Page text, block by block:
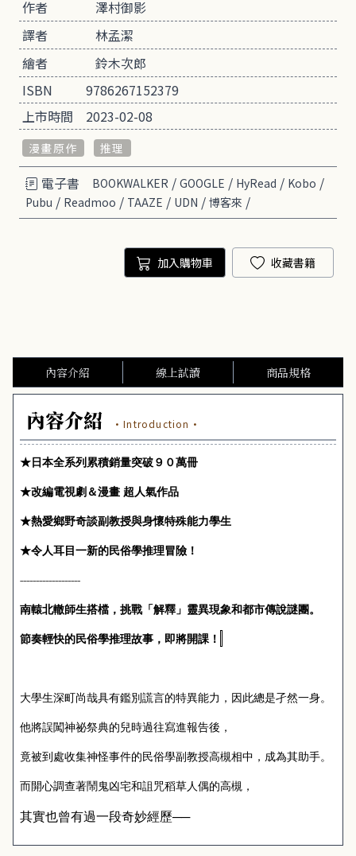
作者
澤村御影
譯者
林孟潔
繪者
鈴木次郎
ISBN
9786267152379
上市時間
2023-02-08
漫畫原作 推理
電子書 BOOKWALKER / GOOGLE / HyRead / Kobo /
Pubu / Readmoo / TAAZE / UDN / 博客來 /
加入購物車 收藏書籍
內容介紹 線上試讀 商品規格
內容介紹 ·Introduction·
★日本全系列累積銷量突破９０萬冊
★改編電視劇＆漫畫 超人氣作品
★熱愛鄉野奇談副教授與身懷特殊能力學生
★令人耳目一新的民俗學推理冒險！
-------------------
南轅北轍師生搭檔，挑戰「解釋」靈異現象和都市傳說謎團。
節奏輕快的民俗學推理故事，即將開課！
大學生深町尚哉具有鑑別謊言的特異能力，因此總是孑然一身。
他將誤闖神祕祭典的兒時過往寫進報告後，
竟被到處收集神怪事件的民俗學副教授高槻相中，成為其助手。
而開心調查著鬧鬼凶宅和詛咒稻草人偶的高槻，
其實也曾有過一段奇妙經歷──